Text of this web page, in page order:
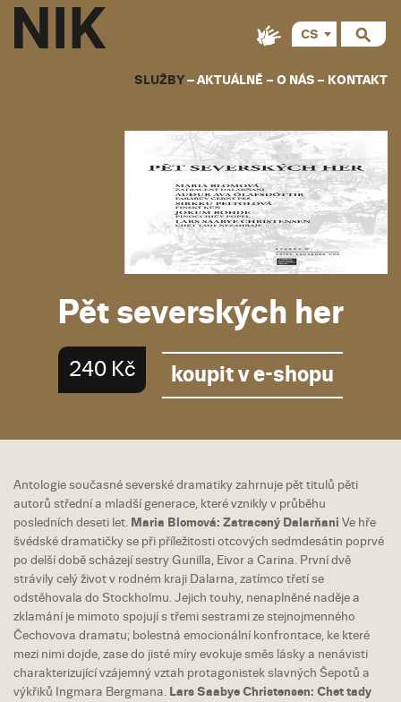
SLUŽBY AKTUÁLNĚ O NÁS KONTAKT
CS
Pět severských her
240 Kč koupit v e-shopu
Antologie současné severské dramatiky zahrnuje pět titulů pěti
autorů střední a mladší generace, které vznikly v průběhu
posledních deseti let. Maria Blomová: Zatracený Dalarňani Ve hře
švédské dramatičky se při příležitosti otcových sedmdesátin poprvé
po delší době scházejí sestry Gunilla, Eivor a Carina. První dvě
strávily celý život v rodném kraji Dalarna, zatímco třetí se
odstěhovala do Stockholmu. Jejich touhy, nenaplněné naděje a
zklamání je mimoto spojují s třemi sestrami ze stejnojmenného
Čechovova dramatu; bolestná emocionální konfrontace, ke které
mezi nimi dojde, zase do jisté míry evokuje směs lásky a nenávisti
charakterizující vzájemný vztah protagonistek slavných Šepotů a
výkřiků Ingmara Bergmana. Lars Saabye Christensen: Chet tady